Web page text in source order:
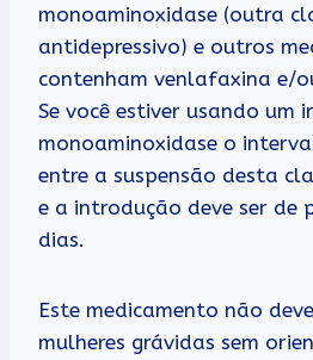
monoaminoxidase (outra
antidepressivo) e outros
contenham venlafaxina e/
Se você estiver usando um
monoaminoxidase o
entre a suspensão desta
e a introdução deve ser de
dias.
Este medicamento não
mulheres grávidas sem